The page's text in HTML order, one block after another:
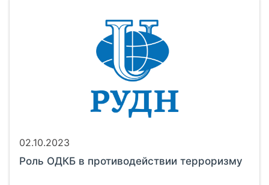
02.10.2023
Роль ОДКБ в противодействии терроризму